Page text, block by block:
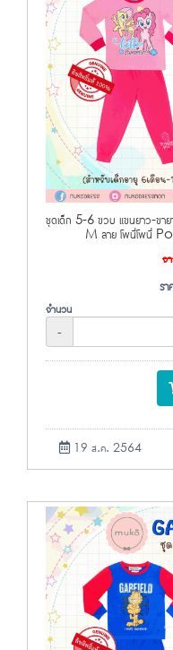
ชุดเด็ก 5-6 ขวบ แขนยาว
M ลาย โพนี่โพนี่
จ
รา
จำนวน
-
19 ส.ค. 2564